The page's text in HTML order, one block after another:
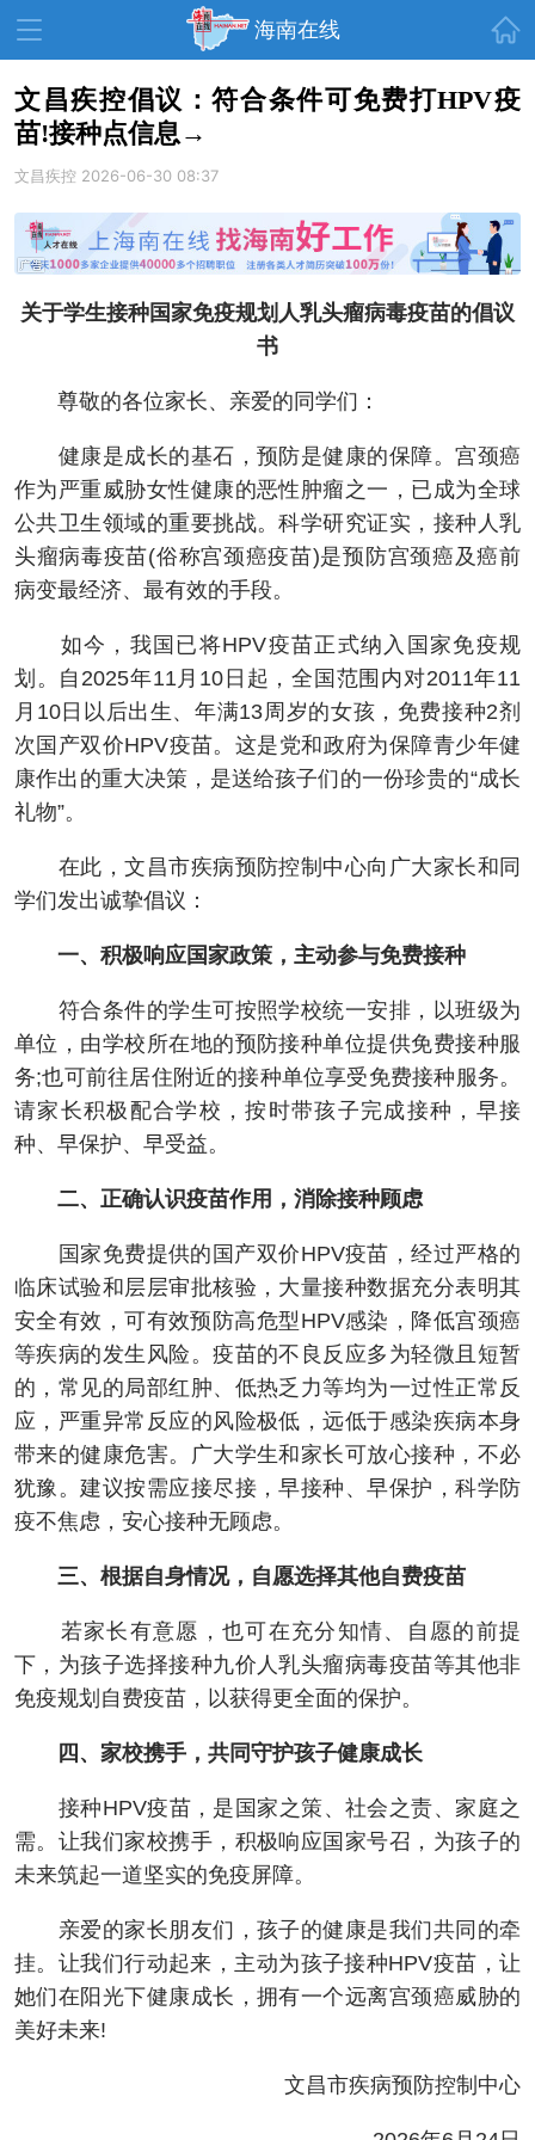
海南在线
资讯中心 热点
教育 健康 房产
活动
展会 走读海南 周末去哪儿
文昌疾控倡议：符合条件可免费打HPV疫
苗!接种点信息→
文昌疾控 2026-06-30 08:37
关于学生接种国家免疫规划人乳头瘤病毒疫苗的倡议
书
尊敬的各位家长、亲爱的同学们：
健康是成长的基石，预防是健康的保障。宫颈癌
作为严重威胁女性健康的恶性肿瘤之一，已成为全球
公共卫生领域的重要挑战。科学研究证实，接种人乳
头瘤病毒疫苗(俗称宫颈癌疫苗)是预防宫颈癌及癌前
病变最经济、最有效的手段。
如今，我国已将HPV疫苗正式纳入国家免疫规
划。自2025年11月10日起，全国范围内对2011年11
月10日以后出生、年满13周岁的女孩，免费接种2剂
次国产双价HPV疫苗。这是党和政府为保障青少年健
康作出的重大决策，是送给孩子们的一份珍贵的“成长
礼物”。
在此，文昌市疾病预防控制中心向广大家长和同
学们发出诚挚倡议：
一、积极响应国家政策，主动参与免费接种
符合条件的学生可按照学校统一安排，以班级为
单位，由学校所在地的预防接种单位提供免费接种服
务;也可前往居住附近的接种单位享受免费接种服务。
请家长积极配合学校，按时带孩子完成接种，早接
种、早保护、早受益。
二、正确认识疫苗作用，消除接种顾虑
国家免费提供的国产双价HPV疫苗，经过严格的
临床试验和层层审批核验，大量接种数据充分表明其
安全有效，可有效预防高危型HPV感染，降低宫颈癌
等疾病的发生风险。疫苗的不良反应多为轻微且短暂
的，常见的局部红肿、低热乏力等均为一过性正常反
应，严重异常反应的风险极低，远低于感染疾病本身
带来的健康危害。广大学生和家长可放心接种，不必
犹豫。建议按需应接尽接，早接种、早保护，科学防
疫不焦虑，安心接种无顾虑。
三、根据自身情况，自愿选择其他自费疫苗
若家长有意愿，也可在充分知情、自愿的前提
下，为孩子选择接种九价人乳头瘤病毒疫苗等其他非
免疫规划自费疫苗，以获得更全面的保护。
四、家校携手，共同守护孩子健康成长
接种HPV疫苗，是国家之策、社会之责、家庭之
需。让我们家校携手，积极响应国家号召，为孩子的
未来筑起一道坚实的免疫屏障。
亲爱的家长朋友们，孩子的健康是我们共同的牵
挂。让我们行动起来，主动为孩子接种HPV疫苗，让
她们在阳光下健康成长，拥有一个远离宫颈癌威胁的
美好未来!
文昌市疾病预防控制中心